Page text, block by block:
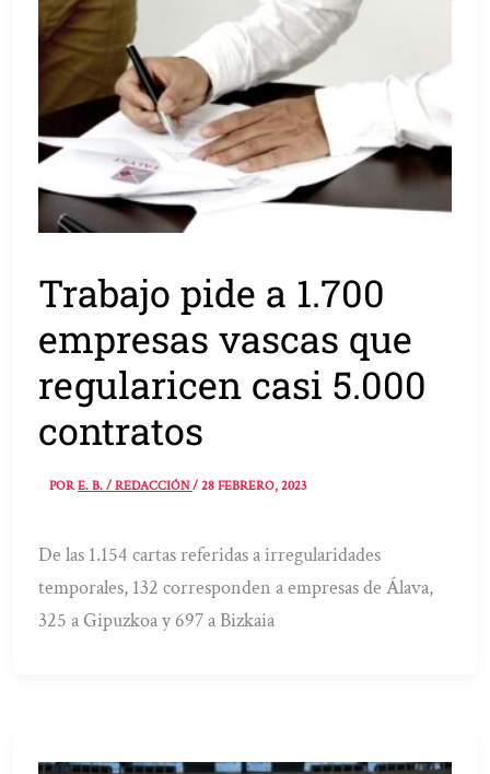
Trabajo pide a 1.700
empresas vascas que
regularicen casi 5.000
contratos
PORE. B. / REDACCIÓN/28 FEBRERO, 2023
De las 1.154 cartas referidas a irregularidades
temporales, 132 corresponden a empresas de Álava,
325 a Gipuzkoa y 697 a Bizkaia